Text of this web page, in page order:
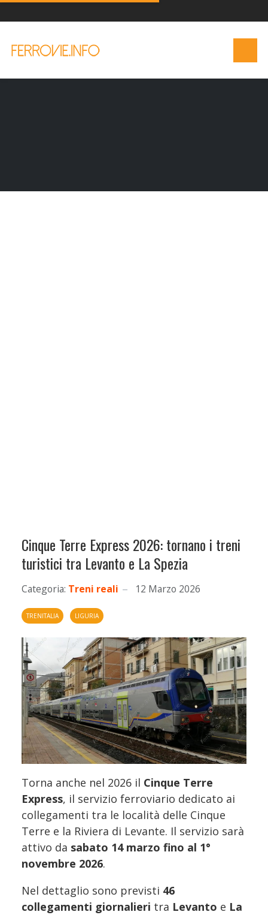
Cinque Terre Express 2026: tornano i treni
turistici tra Levanto e La Spezia
Categoria: Treni reali 12 Marzo 2026
TRENITALIA LIGURIA
Torna anche nel 2026 il Cinque Terre
Express, il servizio ferroviario dedicato ai
collegamenti tra le località delle Cinque
Terre e la Riviera di Levante. Il servizio sarà
attivo da sabato 14 marzo fino al 1°
novembre 2026.
Nel dettaglio sono previsti 46
collegamenti giornalieri tra Levanto e La